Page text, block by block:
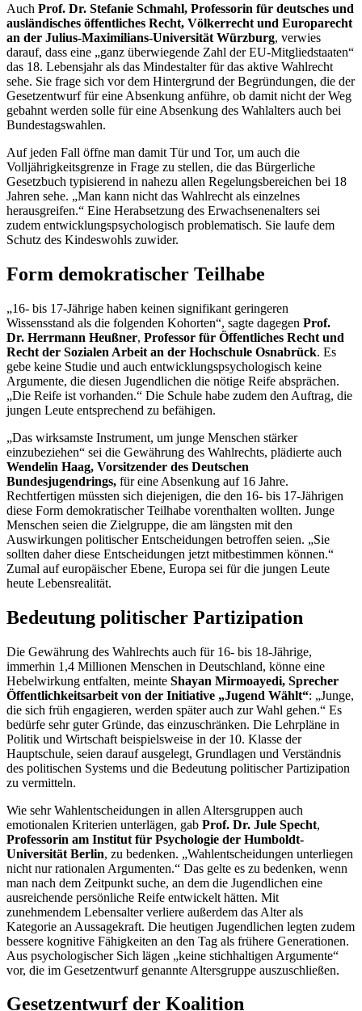
Auch Prof. Dr. Stefanie Schmahl, Professorin für deutsches und
ausländisches öffentliches Recht, Völkerrecht und Europarecht
an der Julius-Maximilians-Universität Würzburg, verwies
darauf, dass eine „ganz überwiegende Zahl der EU-Mitgliedstaaten“
das 18. Lebensjahr als das Mindestalter für das aktive Wahlrecht
sehe. Sie frage sich vor dem Hintergrund der Begründungen, die der
Gesetzentwurf für eine Absenkung anführe, ob damit nicht der Weg
gebahnt werden solle für eine Absenkung des Wahlalters auch bei
Bundestagswahlen.
Auf jeden Fall öffne man damit Tür und Tor, um auch die
Volljährigkeitsgrenze in Frage zu stellen, die das Bürgerliche
Gesetzbuch typisierend in nahezu allen Regelungsbereichen bei 18
Jahren sehe. „Man kann nicht das Wahlrecht als einzelnes
herausgreifen.“ Eine Herabsetzung des Erwachsenenalters sei
zudem entwicklungspsychologisch problematisch. Sie laufe dem
Schutz des Kindeswohls zuwider.
Form demokratischer Teilhabe
„16- bis 17-Jährige haben keinen signifikant geringeren
Wissensstand als die folgenden Kohorten“, sagte dagegen Prof.
Dr. Herrmann Heußner, Professor für Öffentliches Recht und
Recht der Sozialen Arbeit an der Hochschule Osnabrück. Es
gebe keine Studie und auch entwicklungspsychologisch keine
Argumente, die diesen Jugendlichen die nötige Reife absprächen.
„Die Reife ist vorhanden.“ Die Schule habe zudem den Auftrag, die
jungen Leute entsprechend zu befähigen.
„Das wirksamste Instrument, um junge Menschen stärker
einzubeziehen“ sei die Gewährung des Wahlrechts, plädierte auch
Wendelin Haag, Vorsitzender des Deutschen
Bundesjugendrings, für eine Absenkung auf 16 Jahre.
Rechtfertigen müssten sich diejenigen, die den 16- bis 17-Jährigen
diese Form demokratischer Teilhabe vorenthalten wollten. Junge
Menschen seien die Zielgruppe, die am längsten mit den
Auswirkungen politischer Entscheidungen betroffen seien. „Sie
sollten daher diese Entscheidungen jetzt mitbestimmen können.“
Zumal auf europäischer Ebene, Europa sei für die jungen Leute
heute Lebensrealität.
Bedeutung politischer Partizipation
Die Gewährung des Wahlrechts auch für 16- bis 18-Jährige,
immerhin 1,4 Millionen Menschen in Deutschland, könne eine
Hebelwirkung entfalten, meinte Shayan Mirmoayedi, Sprecher
Öffentlichkeitsarbeit von der Initiative „Jugend Wählt“: „Junge,
die sich früh engagieren, werden später auch zur Wahl gehen.“ Es
bedürfe sehr guter Gründe, das einzuschränken. Die Lehrpläne in
Politik und Wirtschaft beispielsweise in der 10. Klasse der
Hauptschule, seien darauf ausgelegt, Grundlagen und Verständnis
des politischen Systems und die Bedeutung politischer Partizipation
zu vermitteln.
Wie sehr Wahlentscheidungen in allen Altersgruppen auch
emotionalen Kriterien unterlägen, gab Prof. Dr. Jule Specht,
Professorin am Institut für Psychologie der Humboldt-
Universität Berlin, zu bedenken. „Wahlentscheidungen unterliegen
nicht nur rationalen Argumenten.“ Das gelte es zu bedenken, wenn
man nach dem Zeitpunkt suche, an dem die Jugendlichen eine
ausreichende persönliche Reife entwickelt hätten. Mit
zunehmendem Lebensalter verliere außerdem das Alter als
Kategorie an Aussagekraft. Die heutigen Jugendlichen legten zudem
bessere kognitive Fähigkeiten an den Tag als frühere Generationen.
Aus psychologischer Sich lägen „keine stichhaltigen Argumente“
vor, die im Gesetzentwurf genannte Altersgruppe auszuschließen.
Gesetzentwurf der Koalition